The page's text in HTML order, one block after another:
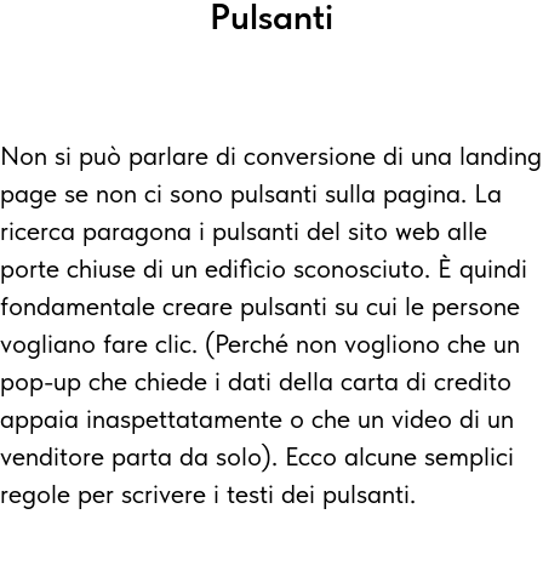
Pulsanti
Non si può parlare di conversione di una landing
page se non ci sono pulsanti sulla pagina. La
ricerca paragona i pulsanti del sito web alle
porte chiuse di un edificio sconosciuto. È quindi
fondamentale creare pulsanti su cui le persone
vogliano fare clic. (Perché non vogliono che un
pop-up che chiede i dati della carta di credito
appaia inaspettatamente o che un video di un
venditore parta da solo). Ecco alcune semplici
regole per scrivere i testi dei pulsanti.